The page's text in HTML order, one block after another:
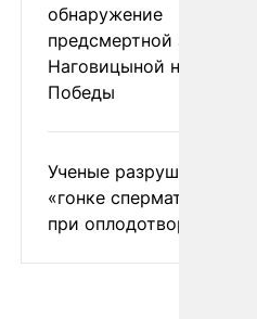
обнаружение
предсмертной записки
Наговицыной на пике
Победы
Ученые разрушили миф
«гонке
при оплодотворении